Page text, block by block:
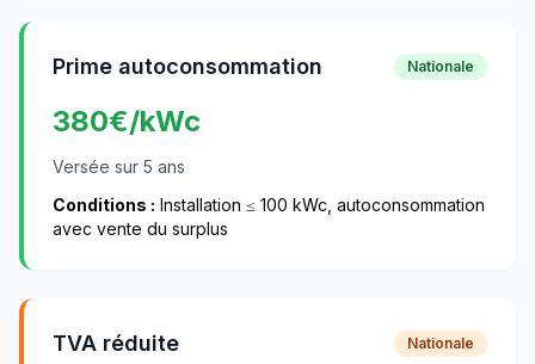
Prime autoconsommation Nationale
380€/kWc
Versée sur 5 ans
Conditions : Installation ≤ 100 kWc, autoconsommation
avec vente du surplus
TVA réduite Nationale